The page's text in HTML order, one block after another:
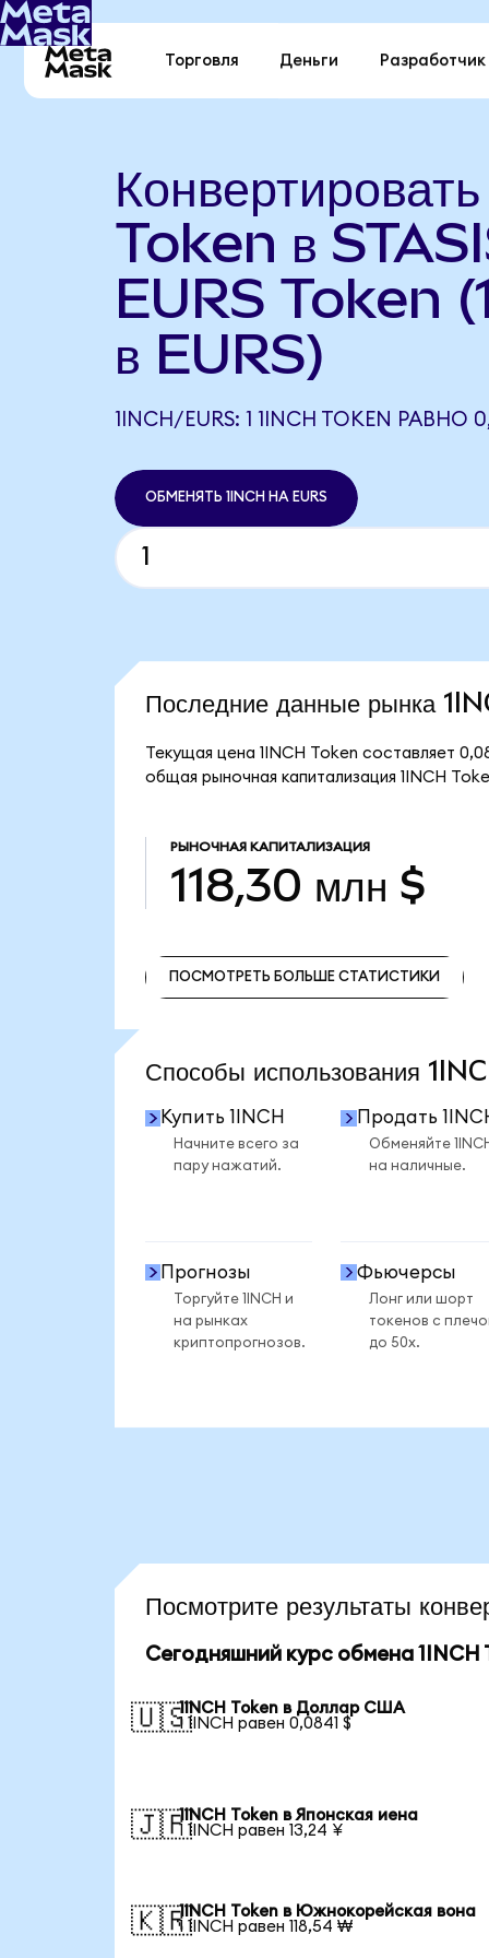
Торговля Деньги Разработчик
Token в
EURS Token
в EURS)
1INCH/EURS: 1 1INCH TOKEN РАВНО
ОБМЕНЯТЬ 1INCH НА EURS
Последние данные рынка
Текущая цена 1INCH Token составляет
общая рыночная капитализация 1INCH
РЫНОЧНАЯ КАПИТАЛИЗАЦИЯ
118,30 млн $
ПОСМОТРЕТЬ БОЛЬШЕ СТАТИСТИКИ
Способы использования
Купить 1INCH
Начните всего за
пару нажатий.
Продать
Обменяйте
на наличные.
Прогнозы
Торгуйте 1INCH и
на рынках
криптопрогнозов.
Фьючерсы
Лонг или шорт
токенов с
до 50x.
Посмотрите результаты
Сегодняшний курс обмена 1INCH
🇺🇸1INCH Token в Доллар США
1 1INCH равен 0,0841 $
🇯🇵1INCH Token в Японская иена
1 1INCH равен 13,24 ¥
🇰🇷1INCH Token в Южнокорейская вона
1 1INCH равен 118,54 ₩